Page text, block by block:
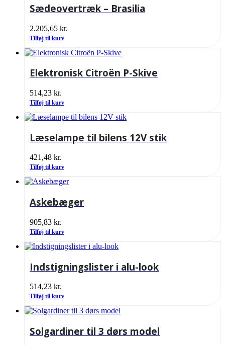
Sædeovertræk – Brasilia
2.205,65 kr.
Tilføj til kurv
Elektronisk Citroën P-Skive
514,23 kr.
Tilføj til kurv
Læselampe til bilens 12V stik
421,48 kr.
Tilføj til kurv
Askebæger
905,83 kr.
Tilføj til kurv
Indstigningslister i alu-look
514,23 kr.
Tilføj til kurv
Solgardiner til 3 dørs model